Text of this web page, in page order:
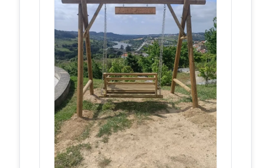
localidade de Castro Daire, em
Portugal! Veja como chegar,
localização, fotos, mapas, dir...
Município de
Castro Daire
facebook.com
Município de Castro Daire, Castro
Daire. 25,300 likes · 30 talking about
this · 3,174 were here. Página
Institucional do...
Baloiço da
Malhada –
Baloiços de
baloicosdeportugal.pt